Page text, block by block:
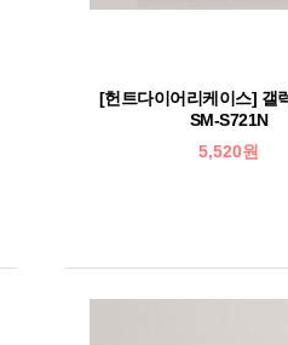
[헌트다이어리케이스] 갤
SM-S721N
5,520원